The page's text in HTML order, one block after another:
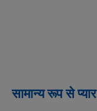
सामान्य रूप से प्यार